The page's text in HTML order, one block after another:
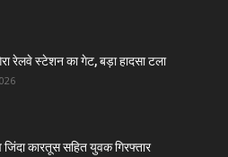
रेलवे स्टेशन का गेट, बड़ा हादसा टला
जिंदा कारतूस सहित युवक गिरफ्तार